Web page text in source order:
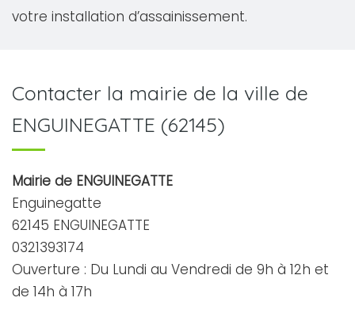
votre installation d’assainissement.
Contacter la mairie de la ville de
ENGUINEGATTE (62145)
Mairie de ENGUINEGATTE
Enguinegatte
62145 ENGUINEGATTE
0321393174
Ouverture : Du Lundi au Vendredi de 9h à 12h et
de 14h à 17h